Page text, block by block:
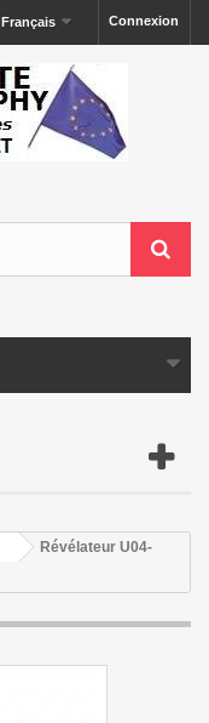
Connexion
Français
Révélateur U04-